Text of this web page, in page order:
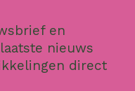
en
nieuws
direct